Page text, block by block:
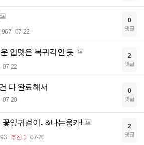
967 07-22
0
댓글
업뎃은 복귀각인 듯
07-22
2
댓글
다 완료해서
07-20
0
댓글
잎귀걸이.. &나는웅카!
추천 1 07-20
2
댓글